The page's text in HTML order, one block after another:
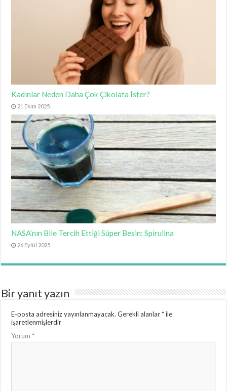
Kadınlar Neden Daha Çok Çikolata İster?
21 Ekim 2025
NASA’nın Bile Tercih Ettiği Süper Besin: Spirulina
26 Eylül 2025
Bir yanıt yazın
E-posta adresiniz yayınlanmayacak. Gerekli alanlar*ile
işaretlenmişlerdir
Yorum*